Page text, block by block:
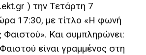
) την Τετάρτη 7
17:30, με τίτλο «Η φωνή
Και συμπληρώνει:
είναι γραμμένος στη